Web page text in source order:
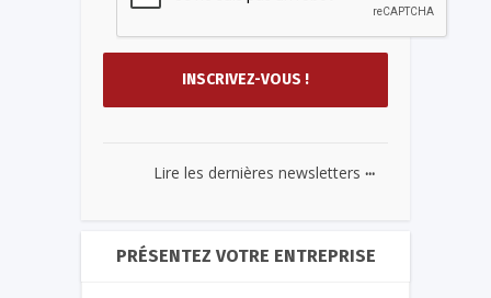
Lire les dernières newsletters ...
PRÉSENTEZ VOTRE ENTREPRISE